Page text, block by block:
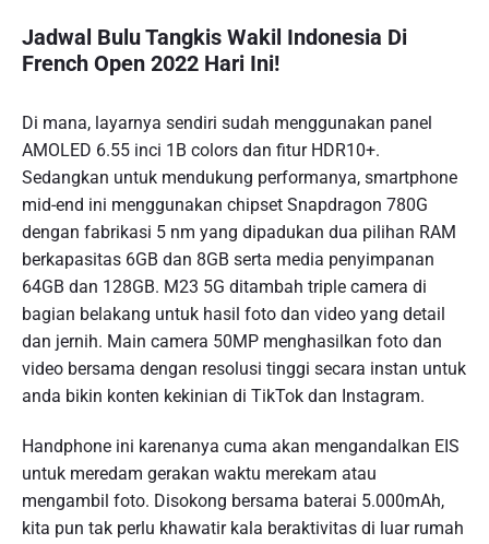
Jadwal Bulu Tangkis Wakil Indonesia Di
French Open 2022 Hari Ini!
Di mana, layarnya sendiri sudah menggunakan panel
AMOLED 6.55 inci 1B colors dan fitur HDR10+.
Sedangkan untuk mendukung performanya, smartphone
mid-end ini menggunakan chipset Snapdragon 780G
dengan fabrikasi 5 nm yang dipadukan dua pilihan RAM
berkapasitas 6GB dan 8GB serta media penyimpanan
64GB dan 128GB. M23 5G ditambah triple camera di
bagian belakang untuk hasil foto dan video yang detail
dan jernih. Main camera 50MP menghasilkan foto dan
video bersama dengan resolusi tinggi secara instan untuk
anda bikin konten kekinian di TikTok dan Instagram.
Handphone ini karenanya cuma akan mengandalkan EIS
untuk meredam gerakan waktu merekam atau
mengambil foto. Disokong bersama baterai 5.000mAh,
kita pun tak perlu khawatir kala beraktivitas di luar rumah